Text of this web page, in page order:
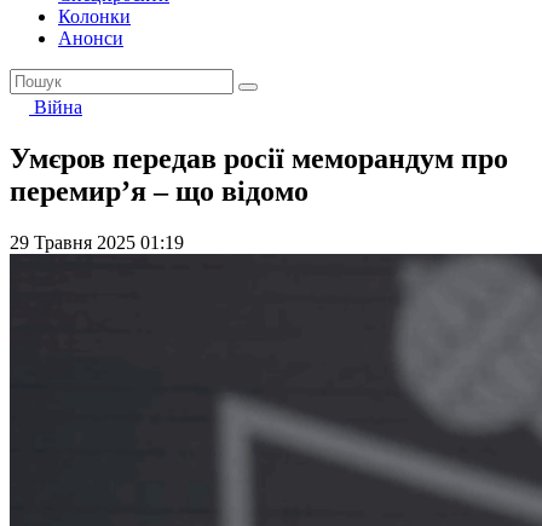
Колонки
Анонси
Війна
Умєров передав росії меморандум про
перемир’я – що відомо
29 Травня 2025 01:19